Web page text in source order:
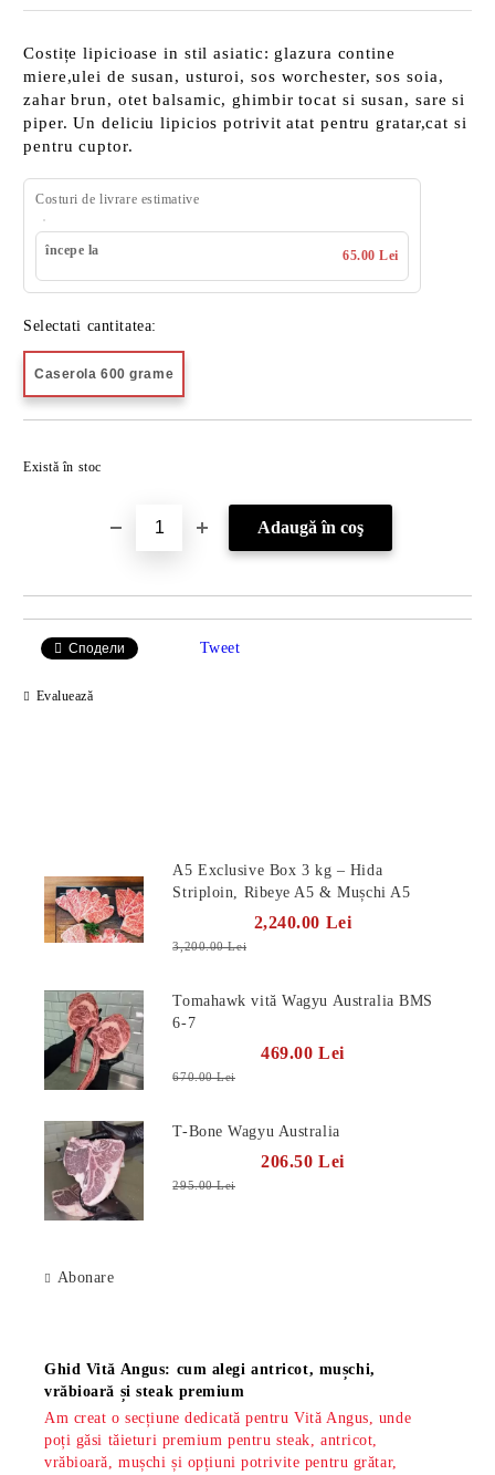
Costițe lipicioase in stil asiatic: glazura contine
miere,ulei de susan, usturoi, sos worchester, sos soia,
zahar brun, otet balsamic, ghimbir tocat si susan, sare si
piper. Un deliciu lipicios potrivit atat pentru gratar,cat si
pentru cuptor.
Costuri de livrare estimative
începe la 65.00 Lei
Selectati cantitatea:
Caserola 600 grame
Există în stoc
Сподели Tweet
Evaluează
A5 Exclusive Box 3 kg – Hida
Striploin, Ribeye A5 & Mușchi A5
2,240.00 Lei
3,200.00 Lei
Tomahawk vită Wagyu Australia BMS
6-7
469.00 Lei
670.00 Lei
T-Bone Wagyu Australia
206.50 Lei
295.00 Lei
Abonare
Ghid Vită Angus: cum alegi antricot, mușchi,
vrăbioară și steak premium
Am creat o secțiune dedicată pentru Vită Angus, unde
poți găsi tăieturi premium pentru steak, antricot,
vrăbioară, mușchi și opțiuni potrivite pentru grătar,